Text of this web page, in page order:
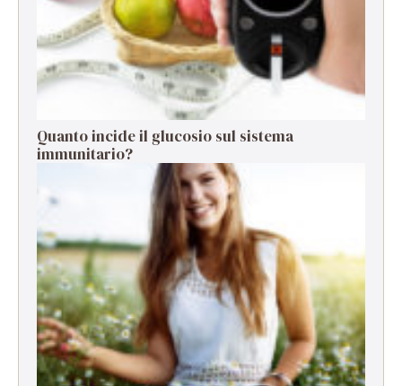
Quanto incide il glucosio sul sistema
immunitario?